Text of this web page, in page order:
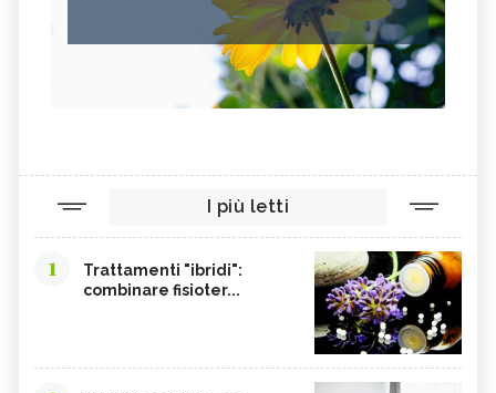
I più letti
1
Trattamenti "ibridi":
combinare fisioter...